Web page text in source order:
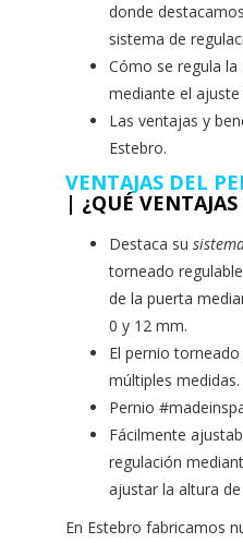
donde
sistema de
Cómo se regula
mediante el ajuste
Las ventajas y
Estebro.
VENTAJAS DEL
| ¿QUÉ
Destaca su
torneado
de la puerta
0 y 12 mm.
El pernio
múltiples medidas.
Pernio
Fácilmente
regulación
ajustar la altura
En Estebro fabricamos